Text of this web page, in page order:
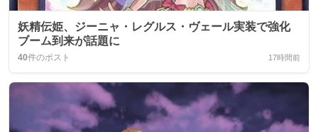
妖精伝姫、ジーニャ・レグルス・ヴェール実装で強化
ブーム到来が話題に
40件のポスト 17時間前